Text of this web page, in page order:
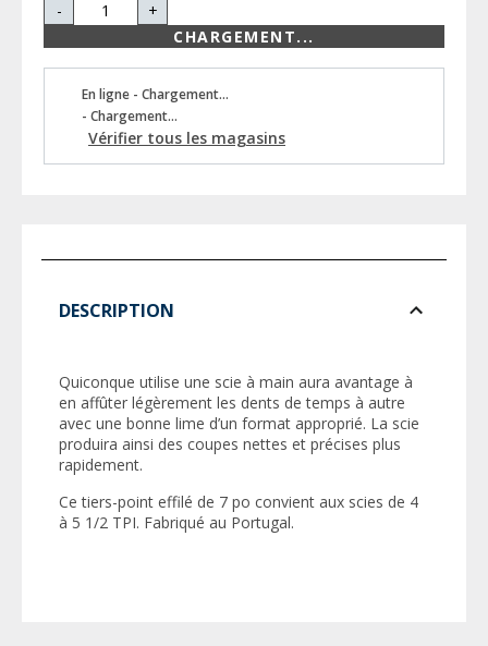
-
+
CHARGEMENT...
En ligne - Chargement...
- Chargement...
Vérifier tous les magasins
DESCRIPTION
Quiconque utilise une scie à main aura avantage à
en affûter légèrement les dents de temps à autre
avec une bonne lime d’un format approprié. La scie
produira ainsi des coupes nettes et précises plus
rapidement.
Ce tiers-point effilé de 7 po convient aux scies de 4
à 5 1/2 TPI. Fabriqué au Portugal.